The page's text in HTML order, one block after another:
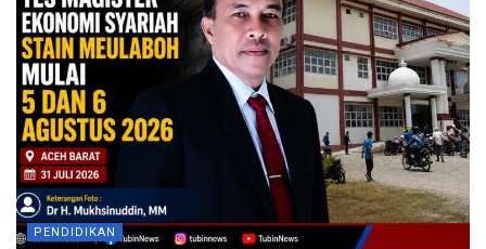
PENDIDIKAN